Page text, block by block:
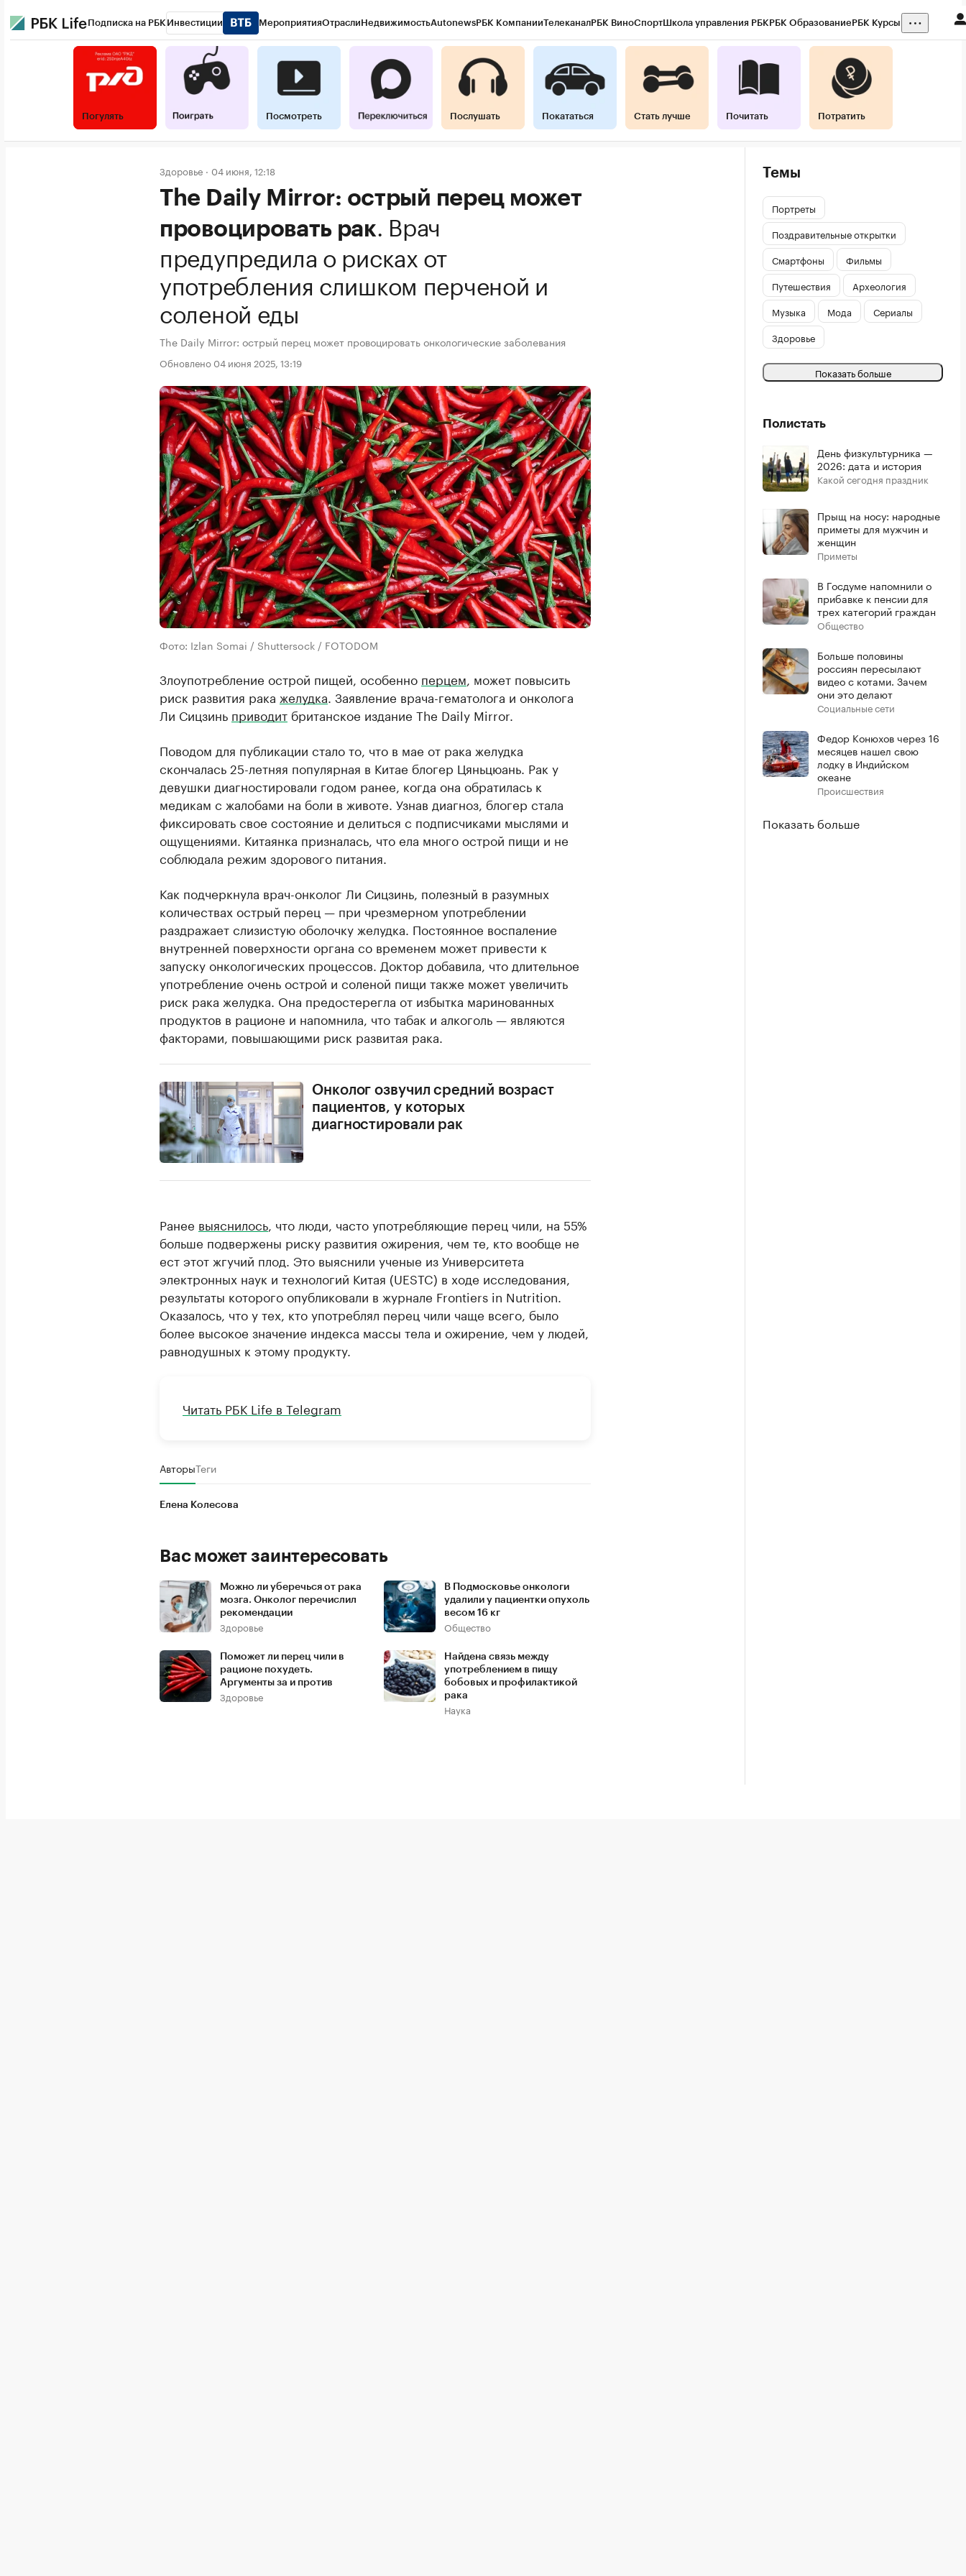
Подписка на РБК Инвестиции МероприятияОтраслиНедвижимостьAutonewsРБК КомпанииТелеканалРБК ВиноСпортШкола управления РБКРБК ОбразованиеРБК Курсы
Погулять Посмотреть Послушать Покататься Стать лучше Почитать Потратить
Здоровье 04 июня, 12:18
The Daily Mirror: острый перец может
провоцировать рак. Врач
предупредила о рисках от
употребления слишком перченой и
соленой еды
The Daily Mirror: острый перец может провоцировать онкологические заболевания
Обновлено 04 июня 2025, 13:19
Фото: Izlan Somai / Shuttersock / FOTODOM
Злоупотребление острой пищей, особенно перцем , может повысить
риск развития рака желудка . Заявление врача-гематолога и онколога
Ли Сицзинь приводит британское издание The Daily Mirror.
Поводом для публикации стало то, что в мае от рака желудка
скончалась 25-летняя популярная в Китае блогер Цяньцюань. Рак у
девушки диагностировали годом ранее, когда она обратилась к
медикам с жалобами на боли в животе. Узнав диагноз, блогер стала
фиксировать свое состояние и делиться с подписчиками мыслями и
ощущениями. Китаянка призналась, что ела много острой пищи и не
соблюдала режим здорового питания.
Как подчеркнула врач-онколог Ли Сицзинь, полезный в разумных
количествах острый перец — при чрезмерном употреблении
раздражает слизистую оболочку желудка. Постоянное воспаление
внутренней поверхности органа со временем может привести к
запуску онкологических процессов. Доктор добавила, что длительное
употребление очень острой и соленой пищи также может увеличить
риск рака желудка. Она предостерегла от избытка маринованных
продуктов в рационе и напомнила, что табак и алкоголь — являются
факторами, повышающими риск развитая рака.
Онколог озвучил средний возраст
пациентов, у которых
диагностировали рак
Ранее выяснилось , что люди, часто употребляющие перец чили, на 55%
больше подвержены риску развития ожирения, чем те, кто вообще не
ест этот жгучий плод. Это выяснили ученые из Университета
электронных наук и технологий Китая (UESTC) в ходе исследования,
результаты которого опубликовали в журнале Frontiers in Nutrition.
Оказалось, что у тех, кто употреблял перец чили чаще всего, было
более высокое значение индекса массы тела и ожирение, чем у людей,
равнодушных к этому продукту.
Читать РБК Life в Telegram
АвторыТеги
Елена Колесова
Вас может заинтересовать
Можно ли уберечься от рака
мозга. Онколог перечислил
рекомендации
Здоровье
В Подмосковье онкологи
удалили у пациентки опухоль
весом 16 кг
Общество
Поможет ли перец чили в
рационе похудеть.
Аргументы за и против
Здоровье
Найдена связь между
употреблением в пищу
бобовых и профилактикой
рака
Наука
Темы
Портреты
Поздравительные открытки
Смартфоны
Фильмы
Путешествия
Археология
Музыка
Мода
Сериалы
Здоровье
Показать больше
Полистать
День физкультурника —
2026: дата и история
Какой сегодня праздник
Прыщ на носу: народные
приметы для мужчин и
женщин
Приметы
В Госдуме напомнили о
прибавке к пенсии для
трех категорий граждан
Общество
Больше половины
россиян пересылают
видео с котами. Зачем
они это делают
Социальные сети
Федор Конюхов через 16
месяцев нашел свою
лодку в Индийском
океане
Происшествия
Показать больше